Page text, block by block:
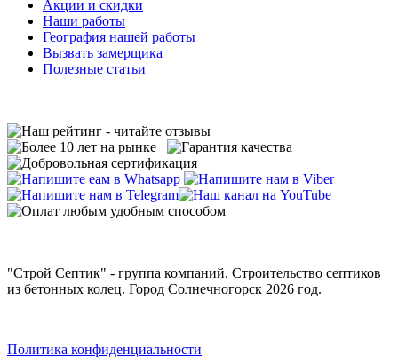
Акции и скидки
Наши работы
География нашей работы
Вызвать замерщика
Полезные статьи
"Строй Септик" - группа компаний. Строительство септиков
из бетонных колец. Город Солнечногорск 2026 год.
Политика конфиденциальности